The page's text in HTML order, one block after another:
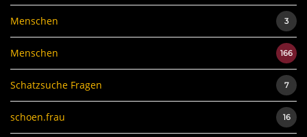
Menschen 3
Menschen 166
Schatzsuche Fragen 7
schoen.frau 16